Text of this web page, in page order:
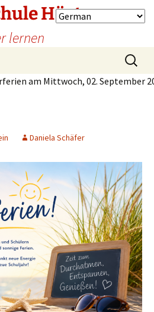
Höxter
lernen
Suche
nach:
Mittwoch, 02. September 2026
Daniela Schäfer